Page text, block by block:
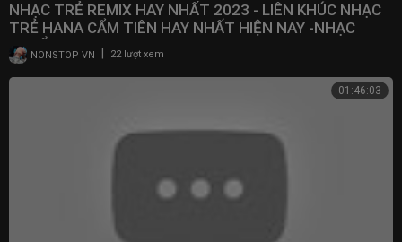
NHẠC TRẺ REMIX HAY NHẤT 2023 - LIÊN KHÚC NHẠC
TRẺ HANA CẨM TIÊN HAY NHẤT HIỆN NAY -NHẠC
TUYỂN CHỌN
NONSTOP VN 22 lượt xem
01:46:03